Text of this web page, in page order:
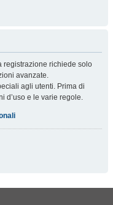
registrazione richiede solo
avanzate.
agli utenti. Prima di
d’uso e le varie regole.